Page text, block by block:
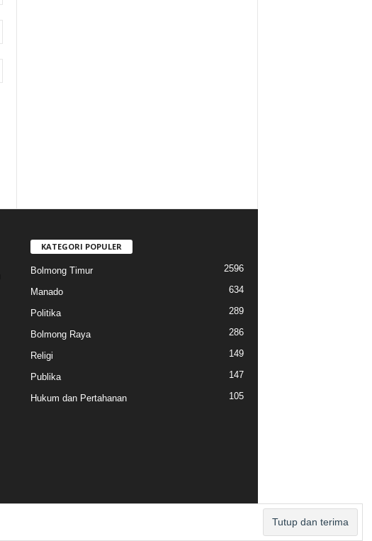
KATEGORI POPULER
Bolmong Timur 2596
Manado 634
Politika 289
Bolmong Raya 286
Religi 149
Publika 147
Hukum dan Pertahanan 105